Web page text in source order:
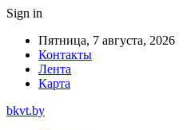
Sign in
Пятница, 7 августа, 2026
Контакты
Лента
Карта
bkvt.by